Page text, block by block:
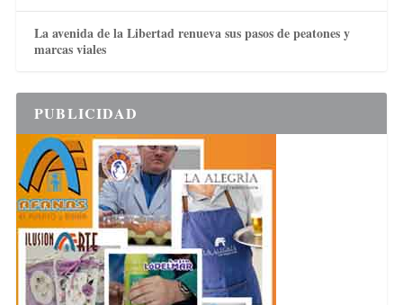
La avenida de la Libertad renueva sus pasos de peatones y
marcas viales
PUBLICIDAD